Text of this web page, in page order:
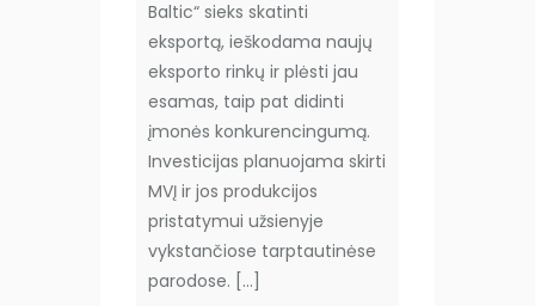
Baltic“ sieks skatinti
eksportą, ieškodama naujų
eksporto rinkų ir plėsti jau
esamas, taip pat didinti
įmonės konkurencingumą.
Investicijas planuojama skirti
MVĮ ir jos produkcijos
pristatymui užsienyje
vykstančiose tarptautinėse
parodose. […]